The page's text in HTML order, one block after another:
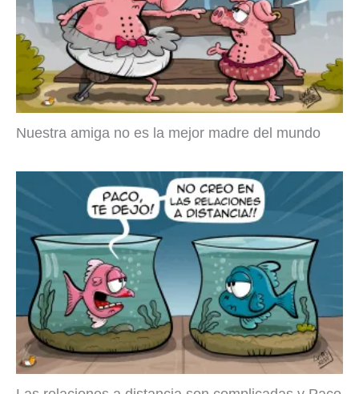
Nuestra amiga no es la mejor madre del mundo